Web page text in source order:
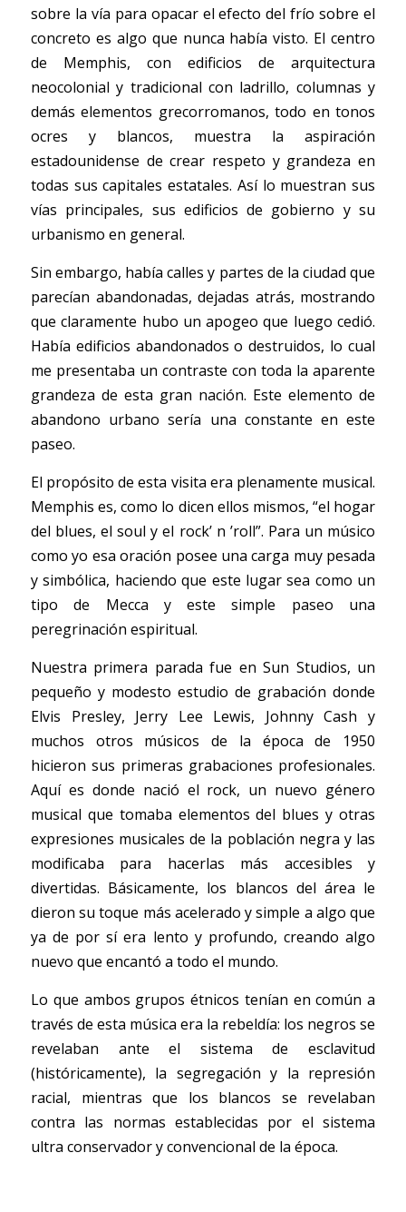
sobre la vía para opacar el efecto del frío sobre el
concreto es algo que nunca había visto. El centro
de Memphis, con edificios de arquitectura
neocolonial y tradicional con ladrillo, columnas y
demás elementos grecorromanos, todo en tonos
ocres y blancos, muestra la aspiración
estadounidense de crear respeto y grandeza en
todas sus capitales estatales. Así lo muestran sus
vías principales, sus edificios de gobierno y su
urbanismo en general.
Sin embargo, había calles y partes de la ciudad que
parecían abandonadas, dejadas atrás, mostrando
que claramente hubo un apogeo que luego cedió.
Había edificios abandonados o destruidos, lo cual
me presentaba un contraste con toda la aparente
grandeza de esta gran nación. Este elemento de
abandono urbano sería una constante en este
paseo.
El propósito de esta visita era plenamente musical.
Memphis es, como lo dicen ellos mismos, “el hogar
del blues, el soul y el rock’ n ’roll”. Para un músico
como yo esa oración posee una carga muy pesada
y simbólica, haciendo que este lugar sea como un
tipo de Mecca y este simple paseo una
peregrinación espiritual.
Nuestra primera parada fue en Sun Studios, un
pequeño y modesto estudio de grabación donde
Elvis Presley, Jerry Lee Lewis, Johnny Cash y
muchos otros músicos de la época de 1950
hicieron sus primeras grabaciones profesionales.
Aquí es donde nació el rock, un nuevo género
musical que tomaba elementos del blues y otras
expresiones musicales de la población negra y las
modificaba para hacerlas más accesibles y
divertidas. Básicamente, los blancos del área le
dieron su toque más acelerado y simple a algo que
ya de por sí era lento y profundo, creando algo
nuevo que encantó a todo el mundo.
Lo que ambos grupos étnicos tenían en común a
través de esta música era la rebeldía: los negros se
revelaban ante el sistema de esclavitud
(históricamente), la segregación y la represión
racial, mientras que los blancos se revelaban
contra las normas establecidas por el sistema
ultra conservador y convencional de la época.